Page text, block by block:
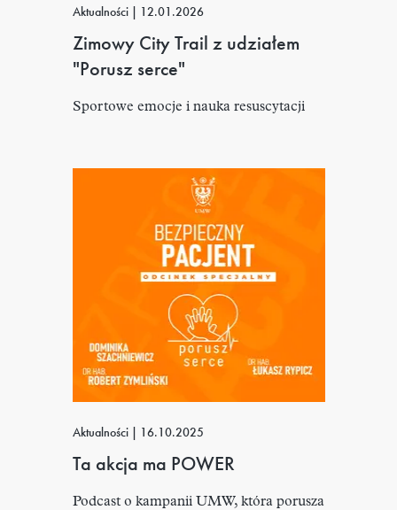
Aktualności | 12.01.2026
Zimowy City Trail z udziałem
"Porusz serce"
Sportowe emocje i nauka resuscytacji
Aktualności | 16.10.2025
Ta akcja ma POWER
Podcast o kampanii UMW, która porusza